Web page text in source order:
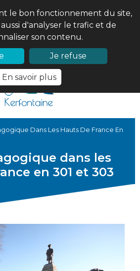
le bon fonctionnement du site,
d'analyser le trafic et de
son contenu.
Je refuse
En savoir plus
Dans Les Hauts De France En
dans les
en 301 et 303